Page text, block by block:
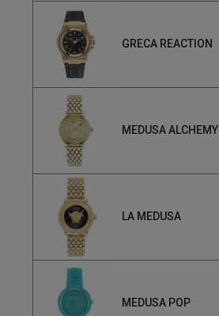
GRECA REACTION
MEDUSA ALCHEMY
LA MEDUSA
MEDUSA POP